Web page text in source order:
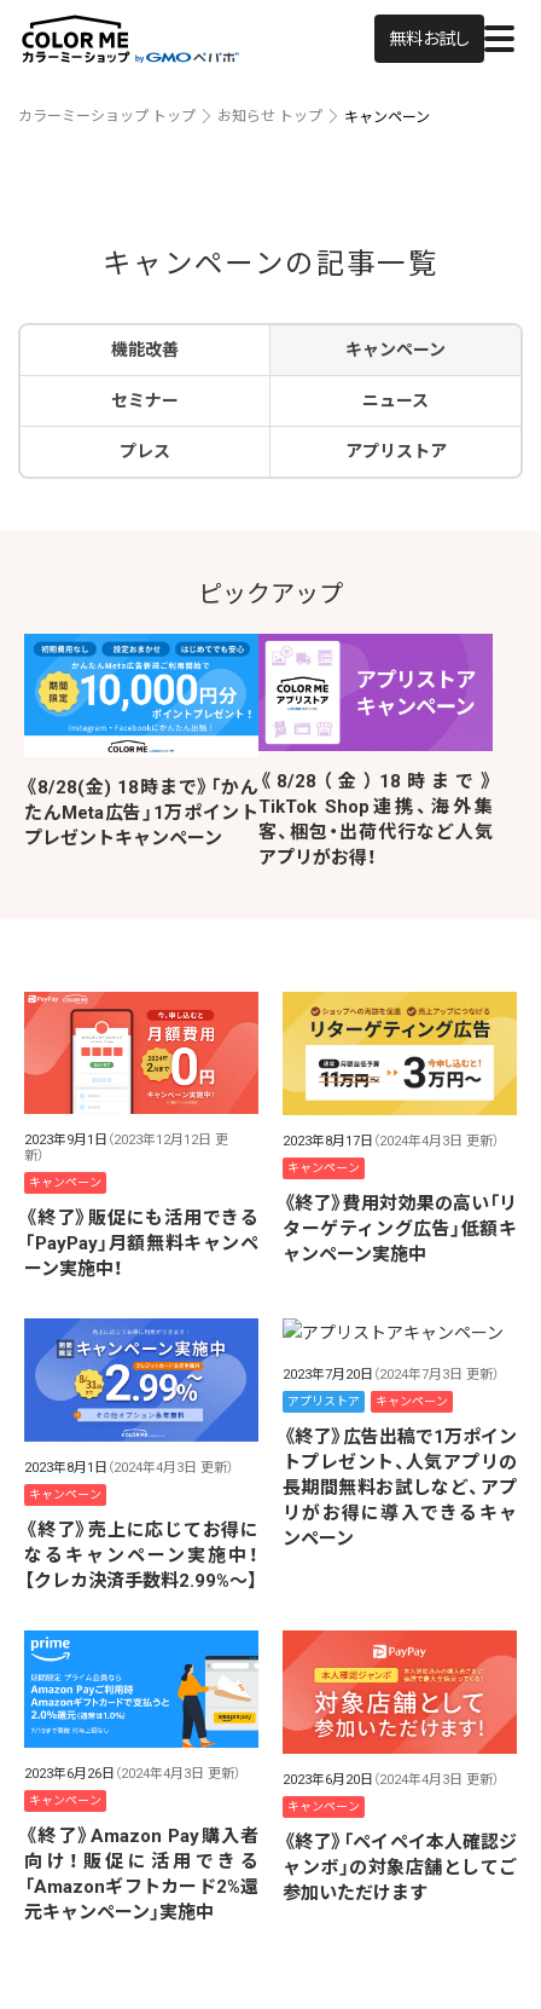
無料お試し
カラーミーショップ トップ お知らせ トップ キャンペーン
キャンペーンの記事一覧
機能改善 キャンペーン
セミナー ニュース
プレス アプリストア
ピックアップ
《8/28(金) 18時まで》「かん
たんMeta広告」1万ポイント
プレゼントキャンペーン
《8/28（金）18時まで》
TikTok Shop連携、海外集
客、梱包・出荷代行など人気
アプリがお得！
2023年9月1日 （2023年12月12日 更
新）
キャンペーン
《終了》販促にも活用できる
「PayPay」月額無料キャンペ
ーン実施中！
2023年8月17日 （2024年4月3日 更新）
キャンペーン
《終了》費用対効果の高い「リ
ターゲティング広告」低額キ
ャンペーン実施中
2023年8月1日 （2024年4月3日 更新）
キャンペーン
《終了》売上に応じてお得に
なるキャンペーン実施中！
【クレカ決済手数料2.99%～】
2023年7月20日 （2024年7月3日 更新）
アプリストア キャンペーン
《終了》広告出稿で1万ポイン
トプレゼント、人気アプリの
長期間無料お試しなど、アプ
リがお得に導入できるキャ
ンペーン
2023年6月26日 （2024年4月3日 更新）
キャンペーン
《終了》Amazon Pay購入者
向け！販促に活用できる
「Amazonギフトカード2%還
元キャンペーン」実施中
2023年6月20日 （2024年4月3日 更新）
キャンペーン
《終了》「ペイペイ本人確認ジ
ャンボ」の対象店舗としてご
参加いただけます